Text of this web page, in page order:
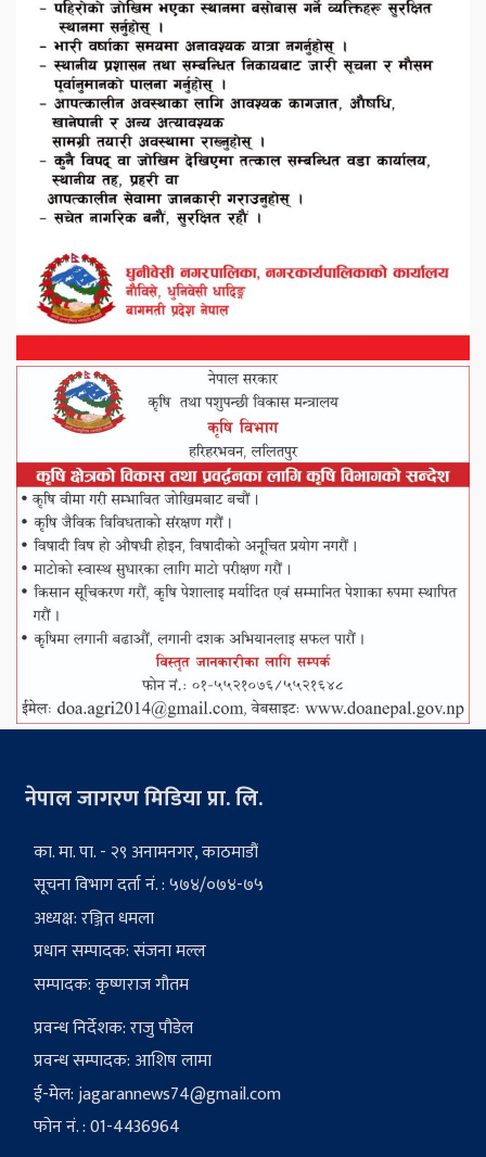
नेपाल जागरण मिडिया प्रा. लि.
का. मा. पा. - २९ अनामनगर, काठमाडौं
सूचना विभाग दर्ता नं. : ५७४/०७४-७५
अध्यक्ष: रञ्जित धमला
प्रधान सम्पादक: संजना मल्ल
सम्पादक: कृष्णराज गौतम
प्रवन्ध निर्देशक: राजु पौडेल
प्रवन्ध सम्पादक: आशिष लामा
ई-मेल:jagarannews74@gmail.com
फोन नं. : 01-4436964